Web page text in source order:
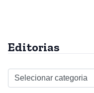
Editorias